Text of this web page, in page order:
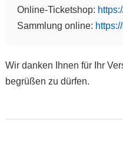
Online-Ticketshop:
Sammlung online:
Wir danken Ihnen für Ihr
begrüßen zu dürfen.